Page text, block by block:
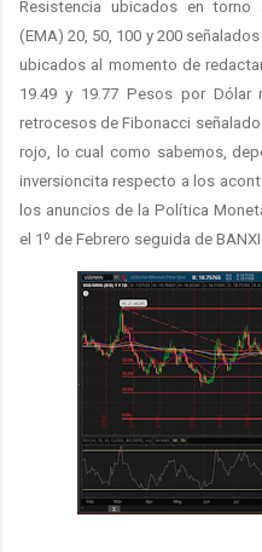
Resistencia ubicados en torno
(EMA) 20, 50, 100 y 200
ubicados al momento de
19.49 y 19.77 Pesos por
retrocesos de Fibonacci
rojo, lo cual como sabemos,
inversioncita respecto a los
los anuncios de la Política
el 1º de Febrero seguida de